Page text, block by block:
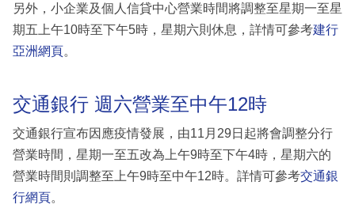
另外，小企業及個人信貸中心營業時間將調整至星期一至星
期五上午10時至下午5時，星期六則休息，詳情可參考建行
亞洲網頁。
交通銀行 週六營業至中午12時
交通銀行宣布因應疫情發展，由11月29日起將會調整分行
營業時間，星期一至五改為上午9時至下午4時，星期六的
營業時間則調整至上午9時至中午12時。詳情可參考交通銀
行網頁。